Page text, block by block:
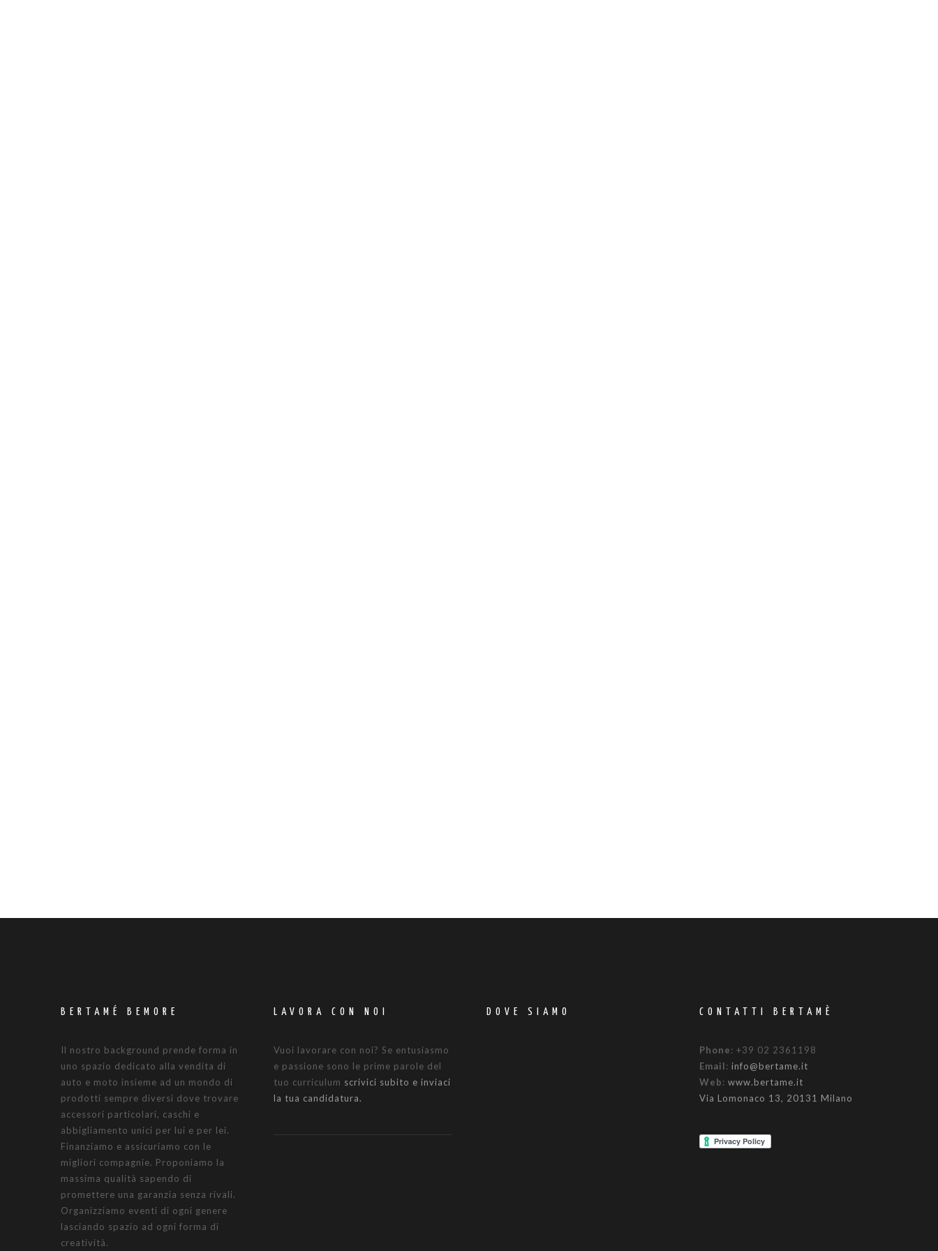
BERTAMÉ BEMORE
Il nostro background prende forma in
uno spazio dedicato alla vendita di
auto e moto insieme ad un mondo di
prodotti sempre diversi dove trovare
accessori particolari, caschi e
abbigliamento unici per lui e per lei.
Finanziamo e assicuriamo con le
migliori compagnie. Proponiamo la
massima qualità sapendo di
promettere una garanzia senza rivali.
Organizziamo eventi di ogni genere
lasciando spazio ad ogni forma di
creatività.
LAVORA CON NOI
Vuoi lavorare con noi? Se entusiasmo
e passione sono le prime parole del
tuo curriculum scrivici subito e inviaci
la tua candidatura.
DOVE SIAMO CONTATTI BERTAMÈ
Phone: +39 02 2361198
Email: info@bertame.it
Web: www.bertame.it
Via Lomonaco 13, 20131 Milano